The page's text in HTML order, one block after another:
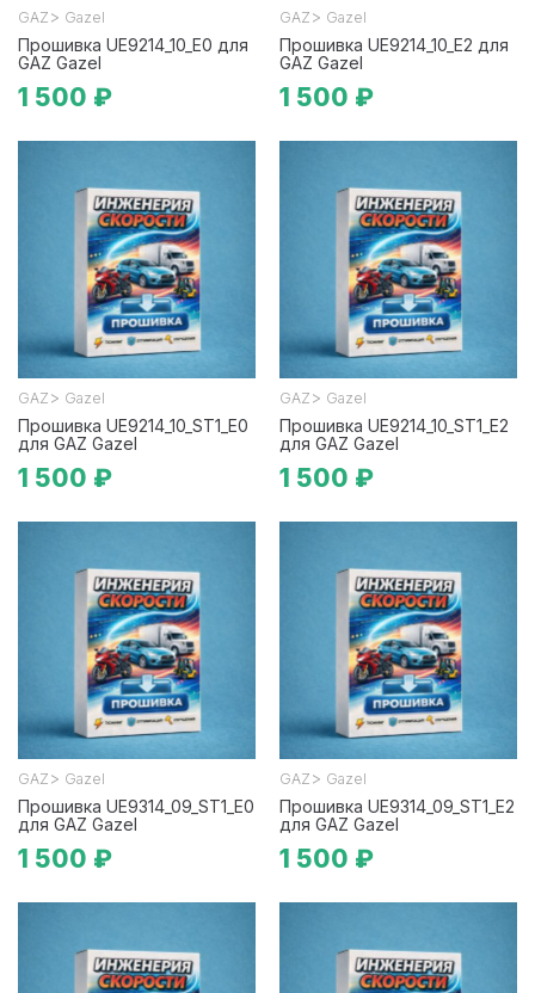
GAZ > Gazel
Прошивка UE9214_10_E0 для
GAZ Gazel
1 500 ₽
GAZ > Gazel
Прошивка UE9214_10_E2 для
GAZ Gazel
1 500 ₽
GAZ > Gazel
Прошивка UE9214_10_ST1_E0
для GAZ Gazel
1 500 ₽
GAZ > Gazel
Прошивка UE9214_10_ST1_E2
для GAZ Gazel
1 500 ₽
GAZ > Gazel
Прошивка UE9314_09_ST1_E0
для GAZ Gazel
1 500 ₽
GAZ > Gazel
Прошивка UE9314_09_ST1_E2
для GAZ Gazel
1 500 ₽